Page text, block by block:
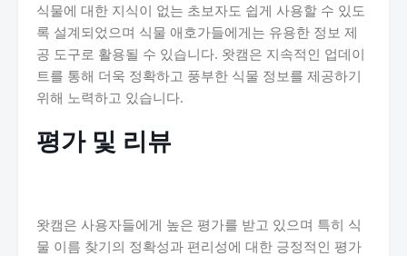
식물에 대한 지식이 없는 초보자도 쉽게 사용할 수 있도
록 설계되었으며 식물 애호가들에게는 유용한 정보 제
공 도구로 활용될 수 있습니다. 왓캠은 지속적인 업데이
트를 통해 더욱 정확하고 풍부한 식물 정보를 제공하기
위해 노력하고 있습니다.
평가 및 리뷰
왓캠은 사용자들에게 높은 평가를 받고 있으며 특히 식
물 이름 찾기의 정확성과 편리성에 대한 긍정적인 평가